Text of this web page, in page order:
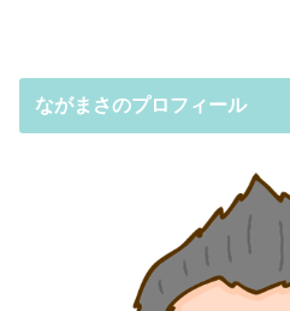
ながまさのプロフィール